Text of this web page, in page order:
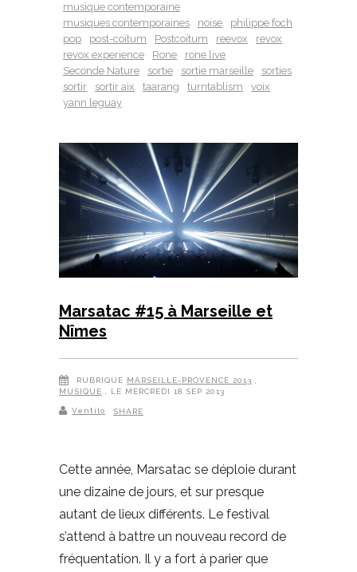
musique contemporaine
musiques contemporaines
noise
philippe foch
pop
post-coïtum Postcoïtum reevox
revox
revox experience
Rone
rone live
Seconde Nature
sortie sortie marseille
sorties
sortir
sortir aix taarang turntablism
voix
yann leguay
Marsatac #15 à Marseille et
Nîmes
RUBRIQUE MARSEILLE-PROVENCE 2013
MUSIQUE
, LE MERCREDI 18 SEP 2013
Ventilo SHARE
Cette année, Marsatac se déploie durant
une dizaine de jours, et sur presque
autant de lieux différents. Le festival
s’attend à battre un nouveau record de
fréquentation. Il y a fort à parier que